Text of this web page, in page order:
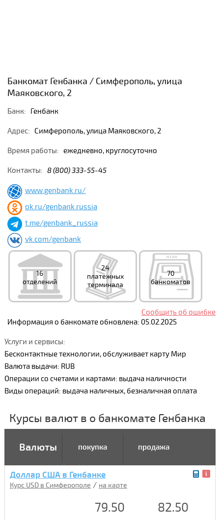
Банкомат Генбанка / Симферополь, улица
Маяковского, 2
Банк: Генбанк
Адрес: Симферополь, улица Маяковского, 2
Время работы: ежедневно, круглосуточно
Контакты: 8 (800) 333-55-45
www.genbank.ru/
ok.ru/genbank.russia
t.me/genbank_russia
vk.com/genbank
16
отделений
24
платежных
терминала
70
банкоматов
Сообщить об ошибке
Информация о банкомате обновлена: 05.02.2025
Услуги и сервисы:
Бесконтактные технологии, обслуживает карту Мир
Валюта выдачи: RUB
Операции со счетами и картами: выдача наличности
Виды операций: выдача наличных, безналичная оплата
Курсы валют в о банкомате Генбанка
Валюты покупка продажа
Доллар США в Генбанке
Курс USD в Симферополе / на карте
79.50 82.50